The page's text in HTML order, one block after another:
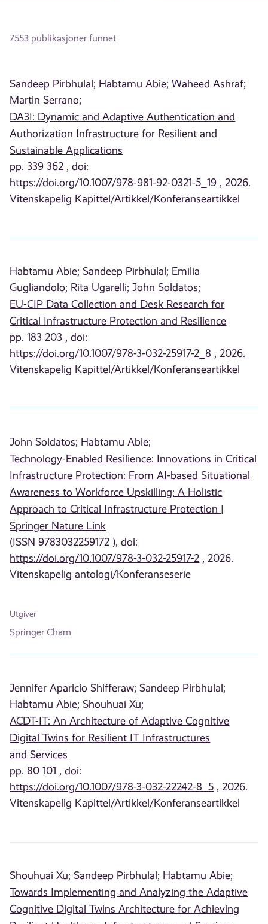
7553 publikasjoner funnet
Sandeep Pirbhulal; Habtamu Abie; Waheed Ashraf;
Martin Serrano;
DA3I: Dynamic and Adaptive Authentication and
Authorization Infrastructure for Resilient and
Sustainable Applications
pp. 339 362 , doi:
https://doi.org/10.1007/978-981-92-0321-5_19 , 2026.
Vitenskapelig Kapittel/Artikkel/Konferanseartikkel
Habtamu Abie; Sandeep Pirbhulal; Emilia
Gugliandolo; Rita Ugarelli; John Soldatos;
EU-CIP Data Collection and Desk Research for
Critical Infrastructure Protection and Resilience
pp. 183 203 , doi:
https://doi.org/10.1007/978-3-032-25917-2_8 , 2026.
Vitenskapelig Kapittel/Artikkel/Konferanseartikkel
John Soldatos; Habtamu Abie;
Technology-Enabled Resilience: Innovations in Critical
Infrastructure Protection: From AI-based Situational
Awareness to Workforce Upskilling: A Holistic
Approach to Critical Infrastructure Protection |
Springer Nature Link
(ISSN 9783032259172 ), doi:
https://doi.org/10.1007/978-3-032-25917-2 , 2026.
Vitenskapelig antologi/Konferanseserie
Utgiver
Springer Cham
Jennifer Aparicio Shifferaw; Sandeep Pirbhulal;
Habtamu Abie; Shouhuai Xu;
ACDT-IT: An Architecture of Adaptive Cognitive
Digital Twins for Resilient IT Infrastructures
and Services
pp. 80 101 , doi:
https://doi.org/10.1007/978-3-032-22242-8_5 , 2026.
Vitenskapelig Kapittel/Artikkel/Konferanseartikkel
Shouhuai Xu; Sandeep Pirbhulal; Habtamu Abie;
Towards Implementing and Analyzing the Adaptive
Cognitive Digital Twins Architecture for Achieving